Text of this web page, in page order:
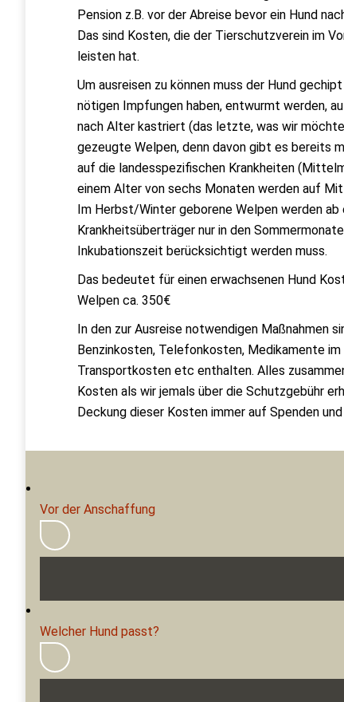
Pension z.B. vor der Abreise bevor ein Hund
Das sind Kosten, die der Tierschutzverein im
leisten hat.
Um ausreisen zu können muss der Hund
nötigen Impfungen haben, entwurmt werden,
nach Alter kastriert (das letzte, was wir
gezeugte Welpen, denn davon gibt es bereits
auf die landesspezifischen Krankheiten
einem Alter von sechs Monaten werden auf
Im Herbst/Winter geborene Welpen werden
Krankheitsüberträger nur in den
Inkubationszeit berücksichtigt werden muss.
Das bedeutet für einen erwachsenen Hund
Welpen ca. 350€
In den zur Ausreise notwendigen Maßnahmen
Benzinkosten, Telefonkosten, Medikamente
Transportkosten etc enthalten. Alles
Kosten als wir jemals über die Schutzgebühr
Deckung dieser Kosten immer auf Spenden
Vor der Anschaffung
Welcher Hund passt?